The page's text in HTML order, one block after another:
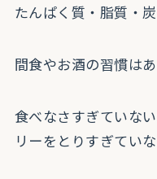
たんぱく質・脂質・
間食やお酒の習慣はあ
食べなさすぎていな
リーをとりすぎていな